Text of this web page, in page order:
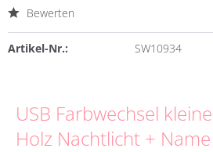
Bewerten
Artikel-Nr.: SW10934
USB Farbwechsel
Holz Nachtlicht +